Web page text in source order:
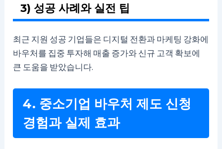
3) 성공 사례와 실전 팁
최근 지원 성공 기업들은 디지털 전환과 마케팅 강화에
바우처를 집중 투자해 매출 증가와 신규 고객 확보에
큰 도움을 받았습니다.
4. 중소기업 바우처 제도 신청
경험과 실제 효과